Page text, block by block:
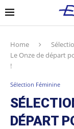
Home
Le Onze de départ
!
Sélection Féminine
DÉPART